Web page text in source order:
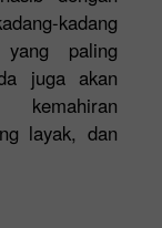
kadang
yang paling
juga akan
layak, dan